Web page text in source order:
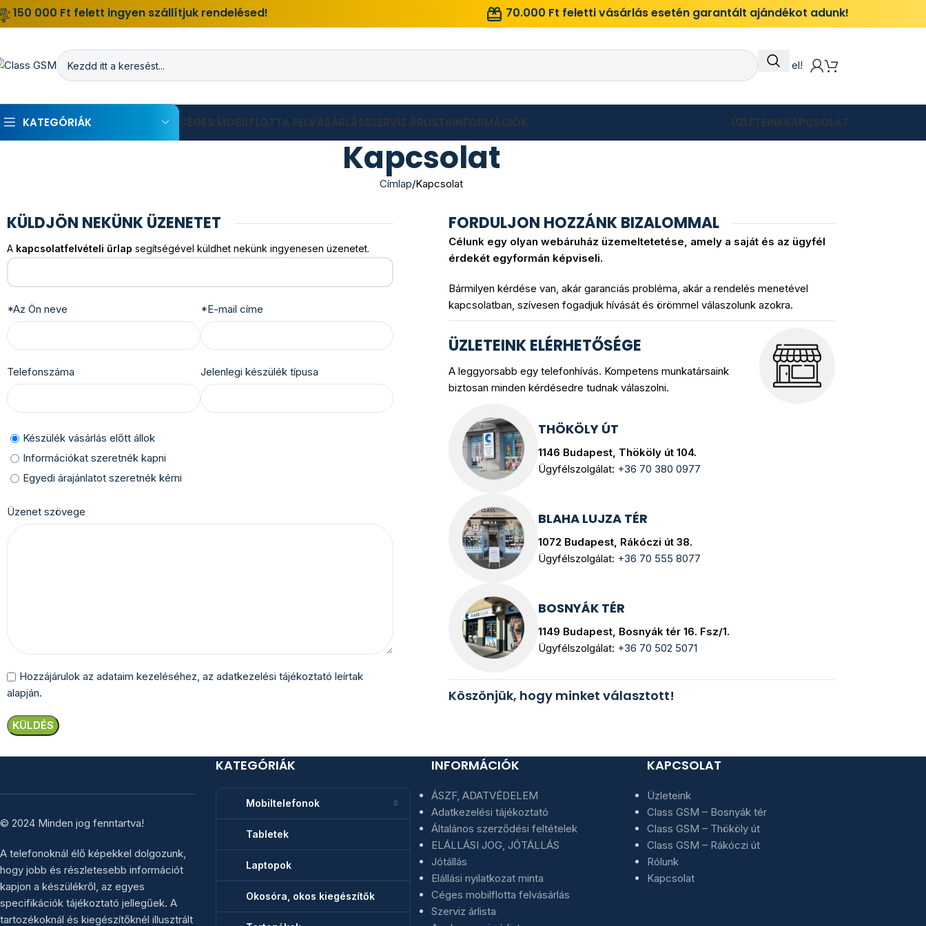
150 000 Ft felett ingyen szállítjuk rendelésed! 70.000 Ft feletti vásárlás esetén garantált ajándékot adunk!
Itt add el!
KATEGÓRIÁK CÉGES MOBILFLOTTA FELVÁSÁRLÁSSZERVIZ ÁRLISTAINFORMÁCIÓK ÜZLETEINKKAPCSOLAT
Kapcsolat
Címlap Kapcsolat
KÜLDJÖN NEKÜNK ÜZENETET
A kapcsolatfelvételi űrlap segítségével küldhet nekünk ingyenesen üzenetet.
*Az Ön neve *E-mail címe
Telefonszáma Jelenlegi készülék típusa
Készülék vásárlás előtt állok
Információkat szeretnék kapni
Egyedi árajánlatot szeretnék kérni
Üzenet szövege
Hozzájárulok az adataim kezeléséhez, az adatkezelési tájékoztató leírtak
alapján.
FORDULJON HOZZÁNK BIZALOMMAL
Célunk egy olyan webáruház üzemeltetetése, amely a saját és az ügyfél
érdekét egyformán képviseli.
Bármilyen kérdése van, akár garanciás probléma, akár a rendelés menetével
kapcsolatban, szívesen fogadjuk hívását és örömmel válaszolunk azokra.
ÜZLETEINK ELÉRHETŐSÉGE
A leggyorsabb egy telefonhívás. Kompetens munkatársaink
biztosan minden kérdésedre tudnak válaszolni.
THÖKÖLY ÚT
1146 Budapest, Thököly út 104.
Ügyfélszolgálat: +36 70 380 0977
BLAHA LUJZA TÉR
1072 Budapest, Rákóczi út 38.
Ügyfélszolgálat: +36 70 555 8077
BOSNYÁK TÉR
1149 Budapest, Bosnyák tér 16. Fsz/1.
Ügyfélszolgálat: +36 70 502 5071
Köszönjük, hogy minket választott!
© 2024 Minden jog fenntartva!
A telefonoknál élő képekkel dolgozunk,
hogy jobb és részletesebb információt
kapjon a készülékről, az egyes
specifikációk tájékoztató jellegűek. A
tartozékoknál és kiegészítőknél illusztrált
KATEGÓRIÁK
Mobiltelefonok
Tabletek
Laptopok
Okosóra, okos kiegészítők
INFORMÁCIÓK
ÁSZF, ADATVÉDELEM
Adatkezelési tájékoztató
Általános szerződési feltételek
ELÁLLÁSI JOG, JÓTÁLLÁS
Jótállás
Elállási nyilatkozat minta
Céges mobilflotta felvásárlás
Szerviz árlista
KAPCSOLAT
Üzleteink
Class GSM – Bosnyák tér
Class GSM – Thököly út
Class GSM – Rákóczi út
Rólunk
Kapcsolat